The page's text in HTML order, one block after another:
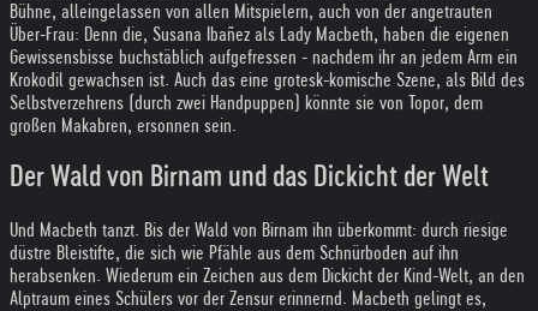
Bühne, alleingelassen von allen Mitspielern, auch von der angetrauten
Über-Frau: Denn die, Susana Ibañez als Lady Macbeth, haben die eigenen
Gewissensbisse buchstäblich aufgefressen - nachdem ihr an jedem Arm ein
Krokodil gewachsen ist. Auch das eine grotesk-komische Szene, als Bild des
Selbstverzehrens (durch zwei Handpuppen) könnte sie von Topor, dem
großen Makabren, ersonnen sein.
Der Wald von Birnam und das Dickicht der Welt
Und Macbeth tanzt. Bis der Wald von Birnam ihn überkommt: durch riesige
düstre Bleistifte, die sich wie Pfähle aus dem Schnürboden auf ihn
herabsenken. Wiederum ein Zeichen aus dem Dickicht der Kind-Welt, an den
Alptraum eines Schülers vor der Zensur erinnernd. Macbeth gelingt es,